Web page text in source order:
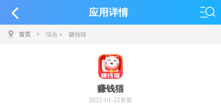
应用详情
首页 > 综合 » 赚钱猫
赚钱猫
2022-01-22更新